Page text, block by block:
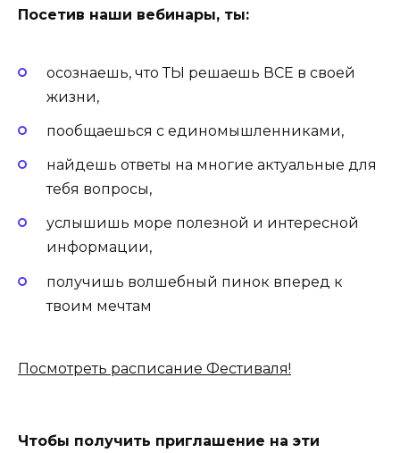
Посетив наши вебинары, ты:
осознаешь, что ТЫ решаешь ВСЕ в своей
жизни,
пообщаешься с единомышленниками,
найдешь ответы на многие актуальные для
тебя вопросы,
услышишь море полезной и интересной
информации,
получишь волшебный пинок вперед к
твоим мечтам
Посмотреть расписание Фестиваля!
Чтобы получить приглашение на эти